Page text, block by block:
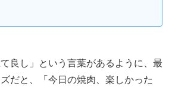
て良し」という言葉があるように、最
だと、「今日の焼肉、楽しかった